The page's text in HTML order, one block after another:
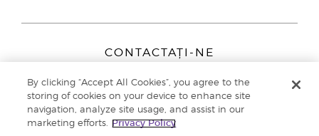
CONTACTAȚI-NE
Peizerweg 97
9727 AJ Groningen
Netherlands
By clicking “Accept All Cookies”, you agree to the
storing of cookies on your device to enhance site
navigation, analyze site usage, and assist in our
marketing efforts.
Privacy Policy